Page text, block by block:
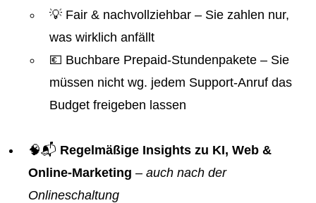
💡 Fair & nachvollziehbar – Sie zahlen nur,
was wirklich anfällt
💶 Buchbare Prepaid-Stundenpakete – Sie
müssen nicht wg. jedem Support-Anruf das
Budget freigeben lassen
🧠📬 Regelmäßige Insights zu KI, Web &
Online-Marketing – auch nach der
Onlineschaltung